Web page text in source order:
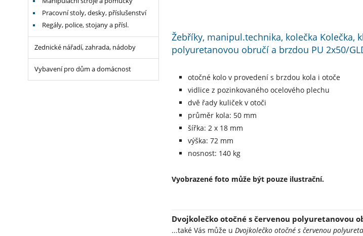
Žebříky, manipul.technika, kolečka Kolečka,
polyuretanovou obručí a brzdou PU 2x50/
otočné kolo v provedení s brzdou kola i otoče
vidlice z pozinkovaného ocelového plechu
dvě řady kuliček v otoči
průměr kola: 50 mm
šířka: 2 x 18 mm
výška: 72 mm
nosnost: 140 kg
Vyobrazené foto může být pouze ilustrační.
Dvojkolečko otočné s červenou polyuretanovou
...také Vás může u Dvojkolečko otočné s červenou
Pracovní stoly, desky, příslušenství
Regály, police, stojany a přísl.
Zednické nářadí, zahrada, nádoby
Vybavení pro dům a domácnost